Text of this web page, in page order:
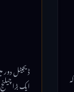
ڈیجیٹل دور
ایک بڑا